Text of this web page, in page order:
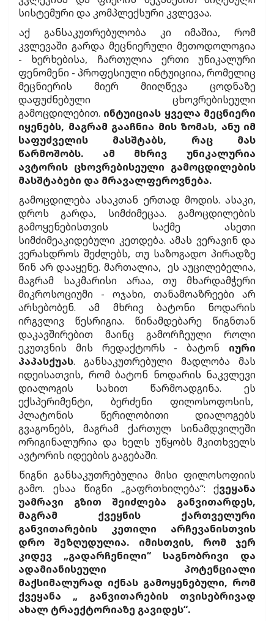
სისტემური და კომპლექსური კვლევაა.
აქ განსაკუთრებულობა კი იმაშია, რომ
კვლევაში გარდა მეცნიერული მეთოდოლოგია
- ხერხებისა, ჩართულია ერთი უნიკალური
ფენომენი - პროფესიული ინტუიციია, რომელიც
მეცნიერის მიერ მიიღწევა ცოდნაზე
დაფუძნებული ცხოვრებისეული
გამოცდილებით. ინტუიციას ყველა მეცნიერი
იყენებს, მაგრამ გააჩნია მის ზომას, ანუ იმ
საფუძველის მასშტაბს, რაც მას
წარმოშობს. ამ მხრივ უნიკალურია
ავტორის ცხოვრებისეული გამოცდილების
მასშტაბები და მრავალფეროვნება.
გამოცდილება ასაკთან ერთად მოდის. ასაკი,
დროს გარდა, სიმძიმეცაა. გამოცდილების
გამოყენებისთვის საქმე ასეთი
სიმძიმეაკიდებული კეთდება. ამას ვერავინ და
ვერასდროს შეძლებს, თუ საზოგადო პირადზე
წინ არ დააყენე. მართალია, ეს აუცილებელია,
მაგრამ საკმარისი არაა, თუ მხარდამჭერი
მიკროსოციუმი - ოჯახი, თანამოაზრეები არ
არსებობენ. ამ მხრივ ბატონი ნოდარის
ირგვლივ წესრიგია. წინამდებარე წიგნთან
დაკავშირებით მაინც გამორჩეული როლი
ეკუთვნის მის რედაქტორს - ბატონ იური
პაპასქუას. განსაკუთრებული მადლობა მას
იდეისათვის, რომ ბატონ ნოდარის ნაკვლევი
დიალოგის სახით წარმოადგინა. ეს
ექსპერიმენტი, ბერძენი ფილოსოფოსის,
პლატონის წერილობითი დიალოგებს
გვაგონებს, მაგრამ ქართულ სინამდვილეში
ორიგინალურია და ხელს უწყობს მკითხველს
ავტორის იდეების გაგებაში.
წიგნი განსაკუთრებულია მისი ფილოსოფიის
გამო. ესაა წიგნი „გაფრთხილება“: ქვეყანა
უამრავი გზით შეიძლება განვითარდეს,
მაგრამ ქვეყნის ქართველური
განვითარების კეთილი არჩევანისთვის
დრო შეზღუდულია. იმისთვის, რომ ჯერ
კიდევ „გადარჩენილი“ საგნობრივი და
ადამიანისეული პოტენციალი
მაქსიმალურად იქნას გამოყენებული, რომ
ქვეყანა „ განვითარების თვისებრივად
ახალ ტრაექტორიაზე გავიდეს“.